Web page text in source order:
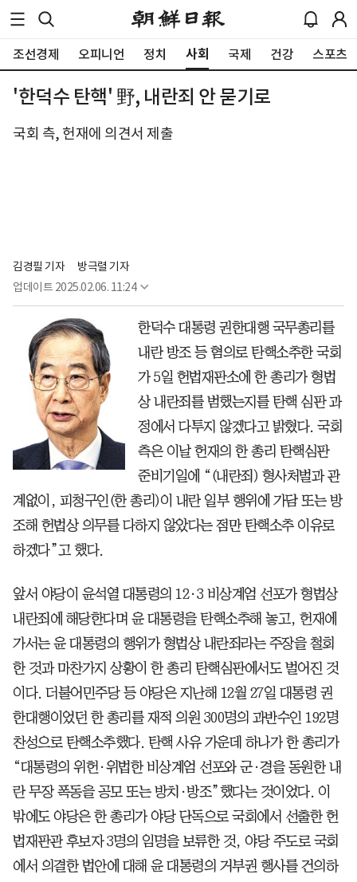
조선경제 오피니언 정치 사회 국제 건강 스포츠
'한덕수 탄핵' 野, 내란죄 안 묻기로
국회 측, 헌재에 의견서 제출
김경필 기자
방극렬 기자
업데이트 2025.02.06. 11:24
한덕수 대통령 권한대행 국무총리를
내란 방조 등 혐의로 탄핵소추한 국회
가 5일 헌법재판소에 한 총리가 형법
상 내란죄를 범했는지를 탄핵 심판 과
정에서 다투지 않겠다고 밝혔다. 국회
측은 이날 헌재의 한 총리 탄핵심판
준비기일에 “(내란죄) 형사처벌과 관
계없이, 피청구인(한 총리)이 내란 일부 행위에 가담 또는 방
조해 헌법상 의무를 다하지 않았다는 점만 탄핵소추 이유로
하겠다”고 했다.
앞서 야당이 윤석열 대통령의 12·3 비상계엄 선포가 형법상
내란죄에 해당한다며 윤 대통령을 탄핵소추해 놓고, 헌재에
가서는 윤 대통령의 행위가 형법상 내란죄라는 주장을 철회
한 것과 마찬가지 상황이 한 총리 탄핵심판에서도 벌어진 것
이다. 더불어민주당 등 야당은 지난해 12월 27일 대통령 권
한대행이었던 한 총리를 재적 의원 300명의 과반수인 192명
찬성으로 탄핵소추했다. 탄핵 사유 가운데 하나가 한 총리가
“대통령의 위헌·위법한 비상계엄 선포와 군·경을 동원한 내
란 무장 폭동을 공모 또는 방치·방조”했다는 것이었다. 이
밖에도 야당은 한 총리가 야당 단독으로 국회에서 선출한 헌
법재판관 후보자 3명의 임명을 보류한 것, 야당 주도로 국회
에서 의결한 법안에 대해 윤 대통령의 거부권 행사를 건의하